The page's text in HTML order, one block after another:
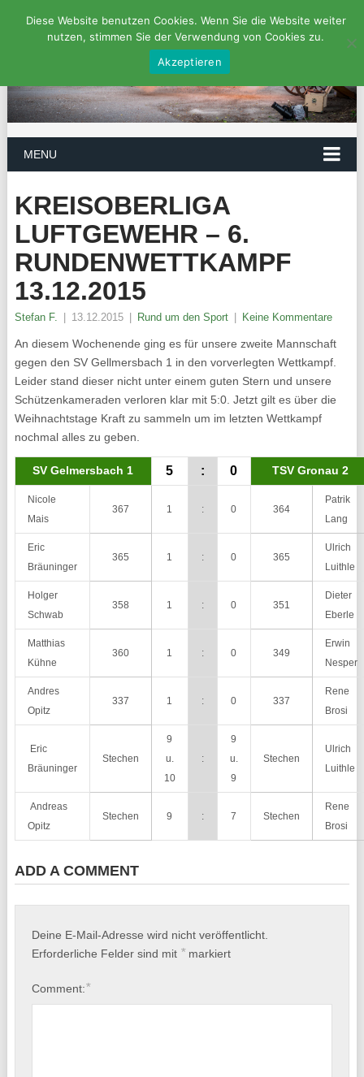
MENU
KREISOBERLIGA
LUFTGEWEHR – 6.
RUNDENWETTKAMPF
13.12.2015
Stefan F. 13.12.2015 Rund um den Sport Keine Kommentare
An diesem Wochenende ging es für unsere zweite Mannschaft
gegen den SV Gellmersbach 1 in den vorverlegten Wettkampf.
Leider stand dieser nicht unter einem guten Stern und unsere
Schützenkameraden verloren klar mit 5:0. Jetzt gilt es über die
Weihnachtstage Kraft zu sammeln um im letzten Wettkampf
nochmal alles zu geben.
SV Gelmersbach 1 5 : 0 TSV Gronau 2
Nicole
Mais
367 1 : 0 364
Patrik
Lang
Eric
Bräuninger
365 1 : 0 365
Ulrich
Luithle
Holger
Schwab
358 1 : 0 351
Dieter
Eberle
Matthias
Kühne
360 1 : 0 349
Erwin
Nesper
Andres
Opitz
337 1 : 0 337
Rene
Brosi
Eric
Bräuninger
Stechen
9
u.
10
:
9
u.
9
Stechen
Ulrich
Luithle
Andreas
Opitz
Stechen 9 : 7 Stechen
Rene
Brosi
ADD A COMMENT
Deine E-Mail-Adresse wird nicht veröffentlicht.
Erforderliche Felder sind mit *markiert
Comment:*
Diese Website benutzen Cookies. Wenn Sie die Website weiter
nutzen, stimmen Sie der Verwendung von Cookies zu.
Akzeptieren